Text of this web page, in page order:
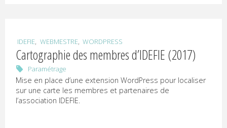
P
O
U
R
IDEFIE, WEBMESTRE, WORDPRESS
Cartographie des membres d’IDEFIE (2017)
Paramétrage
Mise en place d’une extension WordPress pour localiser
sur une carte les membres et partenaires de
l’association IDEFIE.